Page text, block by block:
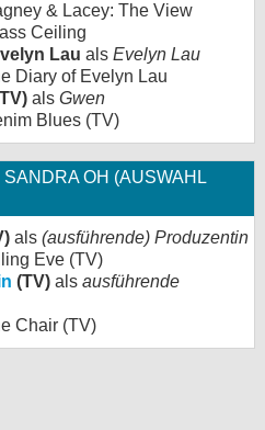
& Lacey: The View
Ceiling
Lau als Evelyn Lau
Diary of Evelyn Lau
als Gwen
Blues (TV)
OH (AUSWAHL
als (ausführende) Produzentin
Eve (TV)
(TV) als ausführende
Chair (TV)